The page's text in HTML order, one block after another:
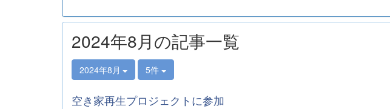
2024年8月の記事一覧
2024年8月 5件
空き家再生プロジェクトに参加